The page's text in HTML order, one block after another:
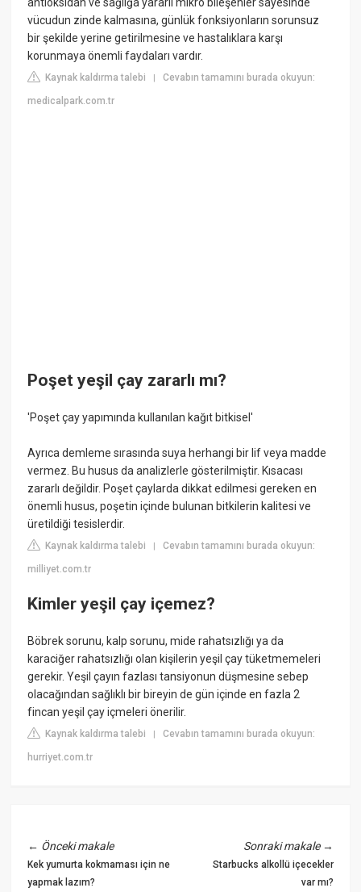
antioksidan ve sağlığa yararlı mikro bileşenler sayesinde
vücudun zinde kalmasına, günlük fonksiyonların sorunsuz
bir şekilde yerine getirilmesine ve hastalıklara karşı
korunmaya önemli faydaları vardır.
Kaynak kaldırma talebi |Cevabın tamamını burada okuyun:
medicalpark.com.tr
Poşet yeşil çay zararlı mı?
'Poşet çay yapımında kullanılan kağıt bitkisel'
Ayrıca demleme sırasında suya herhangi bir lif veya madde
vermez. Bu husus da analizlerle gösterilmiştir. Kısacası
zararlı değildir. Poşet çaylarda dikkat edilmesi gereken en
önemli husus, poşetin içinde bulunan bitkilerin kalitesi ve
üretildiği tesislerdir.
Kaynak kaldırma talebi |Cevabın tamamını burada okuyun:
milliyet.com.tr
Kimler yeşil çay içemez?
Böbrek sorunu, kalp sorunu, mide rahatsızlığı ya da
karaciğer rahatsızlığı olan kişilerin yeşil çay tüketmemeleri
gerekir. Yeşil çayın fazlası tansiyonun düşmesine sebep
olacağından sağlıklı bir bireyin de gün içinde en fazla 2
fincan yeşil çay içmeleri önerilir.
Kaynak kaldırma talebi |Cevabın tamamını burada okuyun:
hurriyet.com.tr
← Önceki makale
Kek yumurta kokmaması için ne
yapmak lazım?
Sonraki makale→
Starbucks alkollü içecekler
var mı?